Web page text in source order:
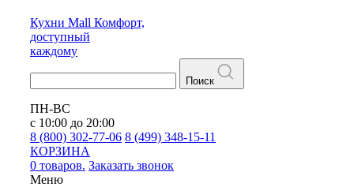
Кухни Mall Комфорт,
доступный
каждому
Поиск
ПН-ВС
с 10:00 до 20:00
8 (800) 302-77-06 8 (499) 348-15-11
КОРЗИНА
0 товаров. Заказать звонок
Меню